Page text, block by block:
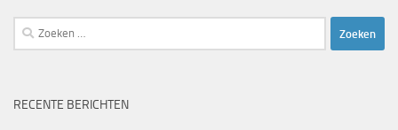
Zoeken
naar:
RECENTE BERICHTEN